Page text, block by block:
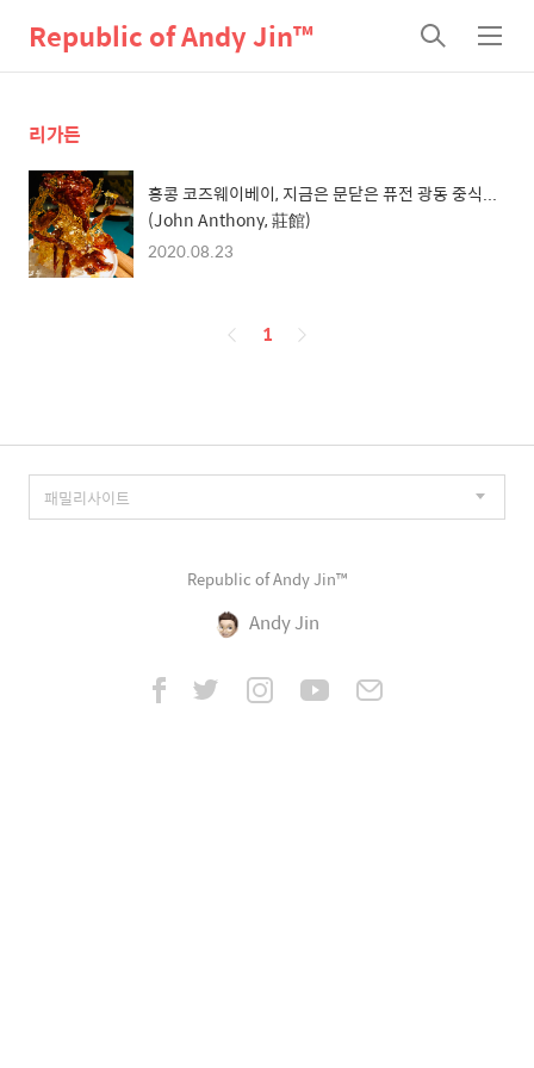
Republic of Andy Jin™
검
색
메
뉴
리가든
홍콩 코즈웨이베이, 지금은 문닫은 퓨전 광동 중식...
(John Anthony, 莊館)
2020.08.23
페
1
Republic of Andy Jin™
Andy Jin